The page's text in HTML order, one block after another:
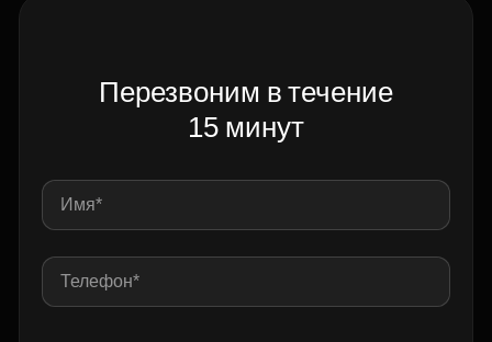
Перезвоним в течение
15 минут